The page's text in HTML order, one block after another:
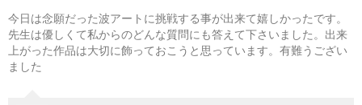
今日は念願だった波アートに挑戦する事が出来て嬉しかったです。
先生は優しくて私からのどんな質問にも答えて下さいました。出来
上がった作品は大切に飾っておこうと思っています。有難うござい
ました